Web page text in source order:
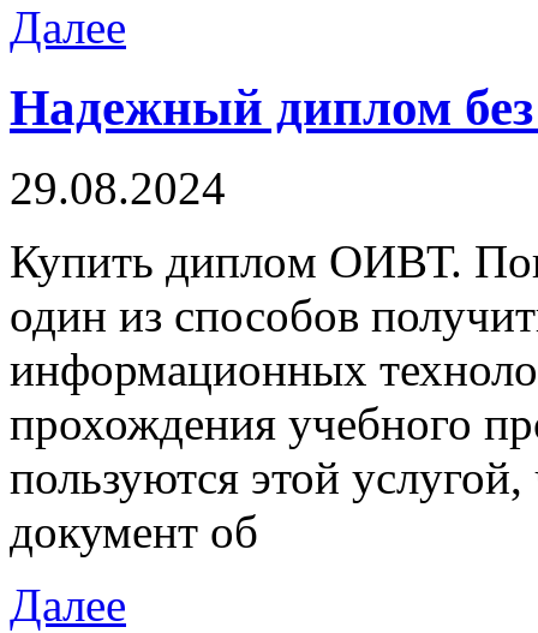
Далее
Надежный диплом
29.08.2024
Купить диплoм OИВТ.
один из способов
информационных
прохождения учебного
пользуются этой
документ об
Далее